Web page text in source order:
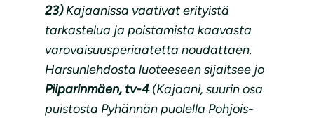
23)Kajaanissa vaativat erityistä
tarkastelua ja poistamista kaavasta
varovaisuusperiaatetta noudattaen.
Harsunlehdosta luoteeseen sijaitsee jo
Piiparinmäen, tv-4(Kajaani, suurin osa
puistosta Pyhännän puolella Pohjois-